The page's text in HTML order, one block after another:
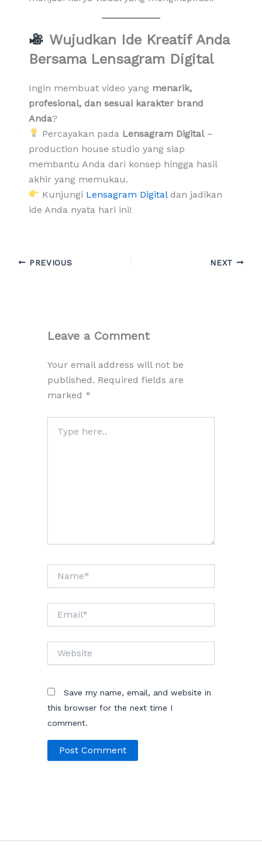
Wujudkan Ide Kreatif Anda
Bersama Lensagram Digital
Ingin membuat video yang menarik,
profesional, dan sesuai karakter brand
Anda?
Percayakan pada Lensagram Digital–
production house studio yang siap
membantu Anda dari konsep hingga hasil
akhir yang memukau.
Kunjungi Lensagram Digitaldan jadikan
ide Anda nyata hari ini!
PREVIOUS NEXT
Leave a Comment
Your email address will not be
published. Required fields are
marked *
here..
Save my name, email, and website in
this browser for the next time I
comment.